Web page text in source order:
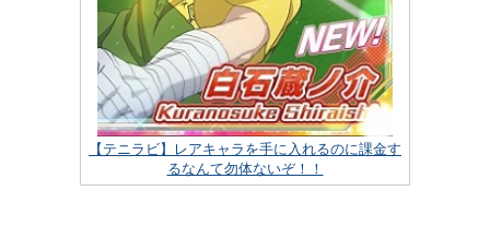
【テニラビ】レアキャラを手に入れるのに課金す
るなんて勿体ないぞ！！